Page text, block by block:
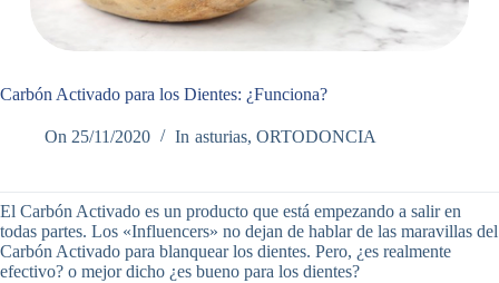
Carbón Activado para los Dientes: ¿Funciona?
On 25/11/2020 In asturias, ORTODONCIA
El Carbón Activado es un producto que está empezando a salir en
todas partes. Los «Influencers» no dejan de hablar de las maravillas del
Carbón Activado para blanquear los dientes. Pero, ¿es realmente
efectivo? o mejor dicho ¿es bueno para los dientes?